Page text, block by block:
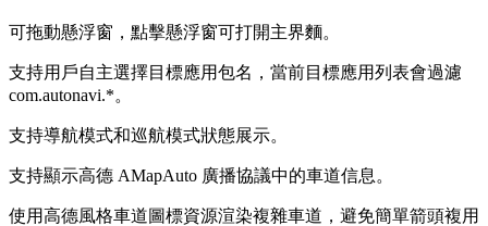
可拖動懸浮窗，點擊懸浮窗可打開主界麵。
支持用戶自主選擇目標應用包名，當前目標應用列表會過濾
com.autonavi.*。
支持導航模式和巡航模式狀態展示。
支持顯示高德 AMapAuto 廣播協議中的車道信息。
使用高德風格車道圖標資源渲染複雜車道，避免簡單箭頭複用